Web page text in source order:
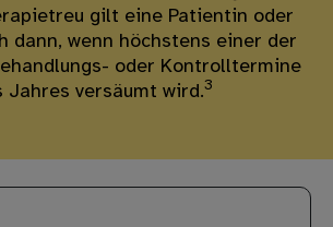
gilt eine Patientin oder
dann, wenn höchstens einer der
oder Kontrolltermine
Jahres versäumt wird.3